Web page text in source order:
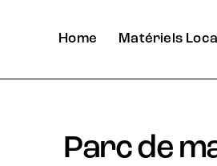
Home Matériels
Parc de